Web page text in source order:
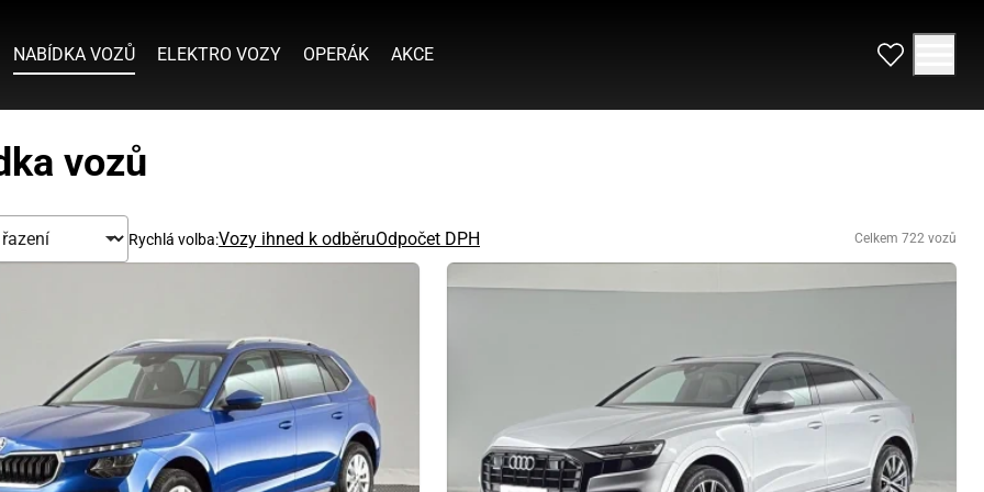
NABÍDKA VOZŮ ELEKTRO VOZY OPERÁK AKCE
vozů
Rychlá volba:Vozy ihned k odběruOdpočet DPH Celkem 722 vozů